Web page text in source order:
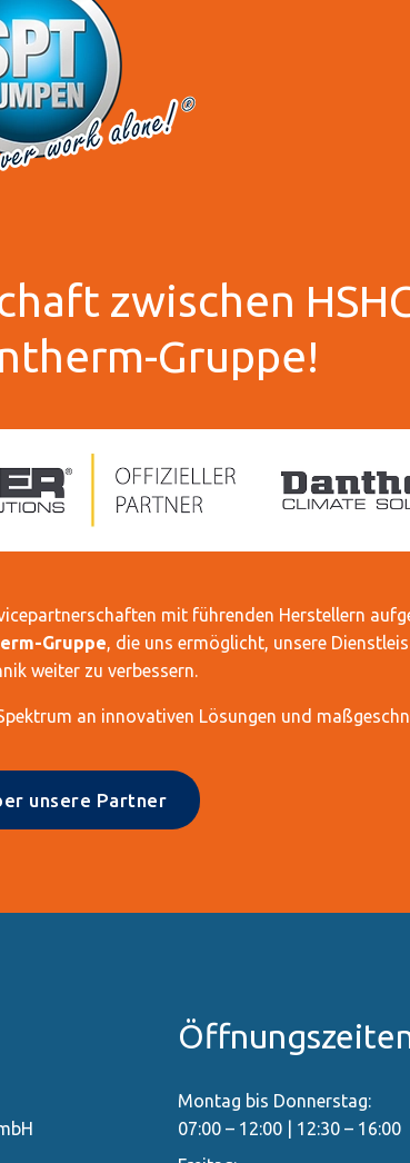
zwischen
Gruppe!
mit führenden Herstellern
Gruppe, die uns ermöglicht, unsere
weiter zu verbessern.
an innovativen Lösungen und
unsere Partner
Montag bis Donnerstag:
07:00 – 12:00 | 12:30 – 16:00